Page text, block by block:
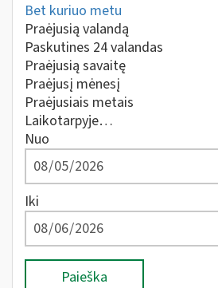
Bet kuriuo metu
Praėjusią valandą
Paskutines 24 valandas
Praėjusią savaitę
Praėjusį mėnesį
Praėjusiais metais
Laikotarpyje…
Nuo
Iki
Paieška